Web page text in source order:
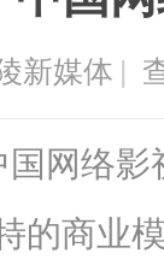
新媒体 |
网络
的商业